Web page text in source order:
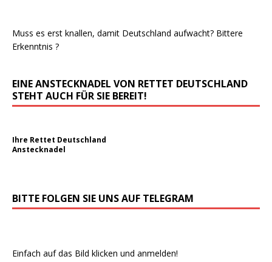
Muss es erst knallen, damit Deutschland aufwacht? Bittere
Erkenntnis ?
EINE ANSTECKNADEL VON RETTET DEUTSCHLAND
STEHT AUCH FÜR SIE BEREIT!
Ihre Rettet Deutschland
Anstecknadel
BITTE FOLGEN SIE UNS AUF TELEGRAM
Einfach auf das Bild klicken und anmelden!